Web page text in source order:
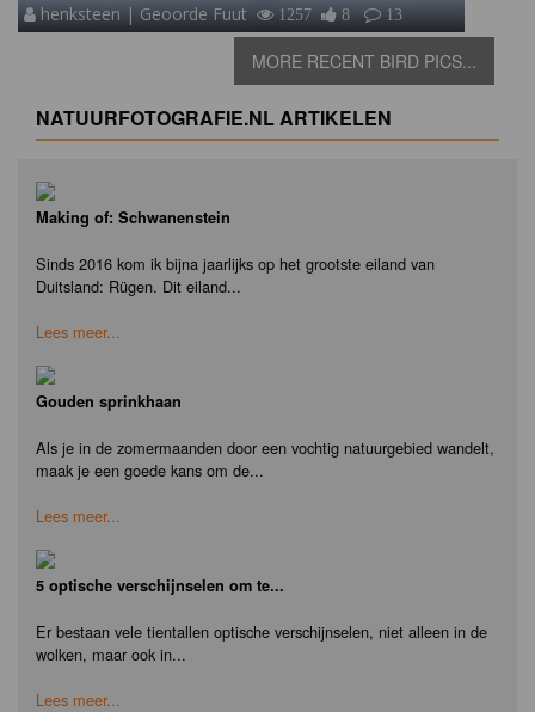
henksteen | Geoorde Fuut 1257 8 13
MORE RECENT BIRD PICS...
NATUURFOTOGRAFIE.NL ARTIKELEN
Making of: Schwanenstein
Sinds 2016 kom ik bijna jaarlijks op het grootste eiland van
Duitsland: Rügen. Dit eiland...
Lees meer...
Gouden sprinkhaan
Als je in de zomermaanden door een vochtig natuurgebied wandelt,
maak je een goede kans om de...
Lees meer...
5 optische verschijnselen om te...
Er bestaan vele tientallen optische verschijnselen, niet alleen in de
wolken, maar ook in...
Lees meer...